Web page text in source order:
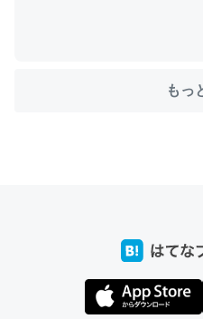
─たまにLINEするくらいだった
コミュニケーションが劇的に変
─たまにLINEするくらいだった遠
コミュニケーションが劇的に変
もっ